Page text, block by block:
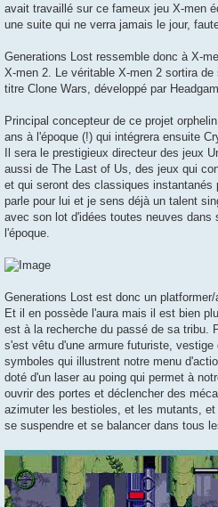
avait travaillé sur ce fameux jeu X-men
une suite qui ne verra jamais le jour,
Generations Lost ressemble donc à X-
X-men 2. Le véritable X-men 2 sortira
titre Clone Wars, développé par
Principal concepteur de ce projet
ans à l'époque (!) qui intégrera ensuite
Il sera le prestigieux directeur des jeux
aussi de The Last of Us, des jeux qui
et qui seront des classiques instantanés
parle pour lui et je sens déjà un talent
avec son lot d'idées toutes neuves dans
l'époque.
Generations Lost est donc un
Et il en possède l'aura mais il est bien
est à la recherche du passé de sa tribu.
s'est vêtu d'une armure futuriste,
symboles qui illustrent notre menu
doté d'un laser au poing qui permet à
ouvrir des portes et déclencher des
azimuter les bestioles, et les mutants,
se suspendre et se balancer dans tous